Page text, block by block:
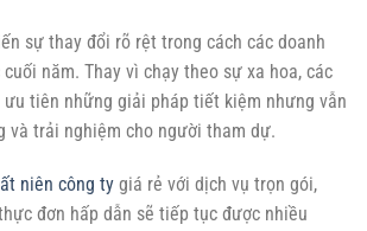
sự thay đổi rõ rệt trong cách các doanh
năm. Thay vì chạy theo sự xa hoa, các
ưu tiên những giải pháp tiết kiệm nhưng vẫn
và trải nghiệm cho người tham dự.
niên công ty giá rẻ với dịch vụ trọn gói,
đơn hấp dẫn sẽ tiếp tục được nhiều